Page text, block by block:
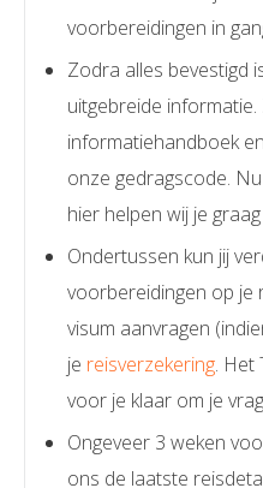
voorbereidingen in
Zodra alles bevestigd
uitgebreide informatie.
informatiehandboek
onze gedragscode.
hier helpen wij je graag
Ondertussen kun jij
voorbereidingen op je
visum aanvragen
je reisverzekering. Het
voor je klaar om je
Ongeveer 3 weken
ons de laatste